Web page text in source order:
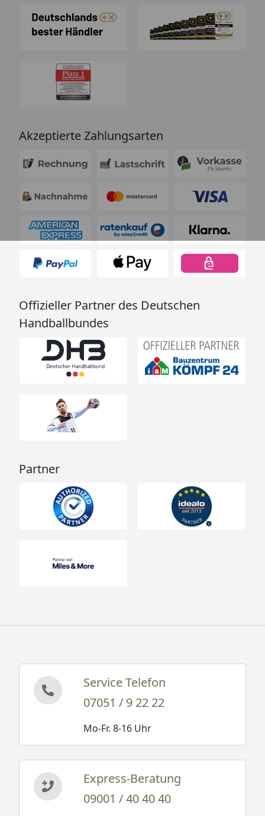
Akzeptierte Zahlungsarten
Offizieller Partner des Deutschen
Handballbundes
Partner
Service Telefon
07051 / 9 22 22
Mo-Fr. 8-16 Uhr
Express-Beratung
09001 / 40 40 40